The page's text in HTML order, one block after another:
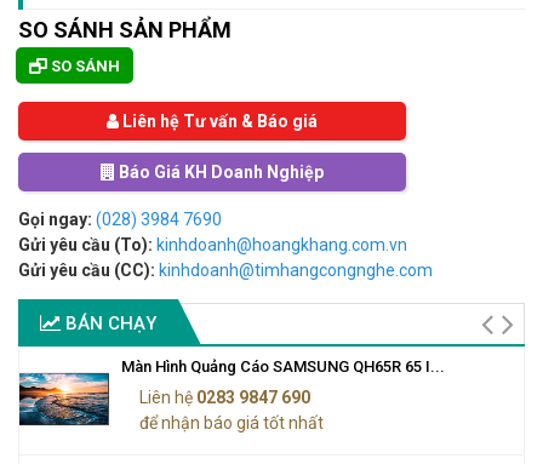
SO SÁNH SẢN PHẨM
SO SÁNH
Liên hệ Tư vấn & Báo giá
Báo Giá KH Doanh Nghiệp
Gọi ngay: (028) 3984 7690
Gửi yêu cầu (To): kinhdoanh@hoangkhang.com.vn
Gửi yêu cầu (CC): kinhdoanh@timhangcongnghe.com
BÁN CHẠY
Màn Hình Quảng Cáo SAMSUNG QH65R 65 I...
Liên hệ 0283 9847 690
để nhận báo giá tốt nhất